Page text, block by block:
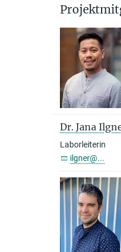
Dr. Jana
Laborleiterin
ilgner@...